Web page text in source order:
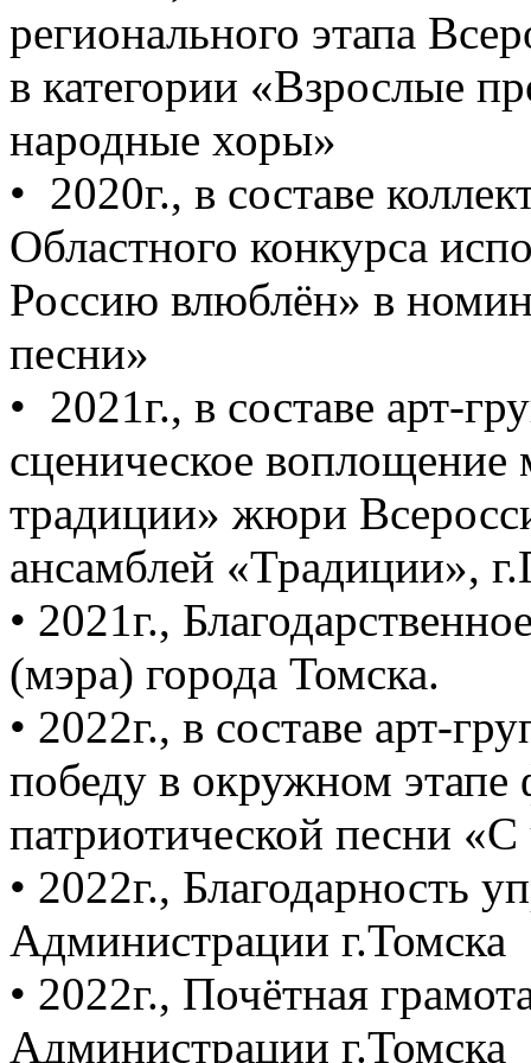
регионального этапа
в категории «Взрослые
народные хоры» ­
• 2020г., в составе
Областного конкурса
Россию влюблён» в
песни» ­
• 2021г., в составе арт-
сценическое воплощение
традиции» жюри
ансамблей «Традиции»,
• 2021г.,
(мэра) города Томска. ­
• 2022г., в составе арт-
победу в окружном
патриотической песни
• 2022г., Благодарность
Администрации г.Томска ­
• 2022г., Почётная
Администрации г.Томска ­